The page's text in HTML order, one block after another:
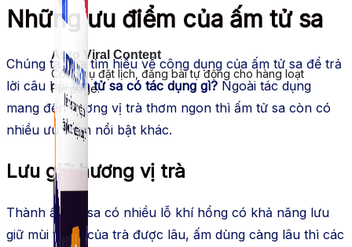
Auto Viral Content
Công cụ đặt lịch, đăng bài tự động cho hàng loạt
Fanpage.
Những ưu điểm của ấm tử sa
Chúng ta vừa tìm hiểu về công dụng của ấm tử sa để trả
lời câu hỏiấm tử sa có tác dụng gì? Ngoài tác dụng
mang đến hương vị trà thơm ngon thì ấm tử sa còn có
nhiều ưu điểm nổi bật khác.
Lưu giữ hương vị trà
Thành ấm tử sa có nhiều lỗ khí hổng có khả năng lưu
giữ mùi thơm của trà được lâu, ấm dùng càng lâu thì các